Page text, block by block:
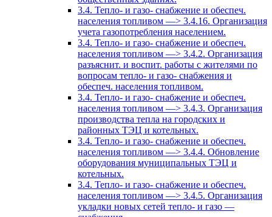
3.4. Тепло- и газо- снабжение и обеспеч.
населения топливом —> 3.4.16. Организация
учета газопотребления населением.
3.4. Тепло- и газо- снабжение и обеспеч.
населения топливом —> 3.4.2. Организация
разъяснит. и воспит. работы с жителями по
вопросам тепло- и газо- снабжения и
обеспеч. населения топливом.
3.4. Тепло- и газо- снабжение и обеспеч.
населения топливом —> 3.4.3. Организация
производства тепла на городских и
районных ТЭЦ и котельных.
3.4. Тепло- и газо- снабжение и обеспеч.
населения топливом —> 3.4.4. Обновление
оборудования муниципальных ТЭЦ и
котельных.
3.4. Тепло- и газо- снабжение и обеспеч.
населения топливом —> 3.4.5. Организация
укладки новых сетей тепло- и газо —